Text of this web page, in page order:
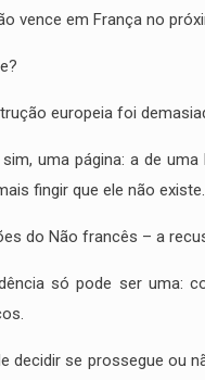
vence em França no
europeia foi
uma página: a de
fingir que ele não existe.
do Não francês – a
só pode ser uma:
decidir se prossegue ou